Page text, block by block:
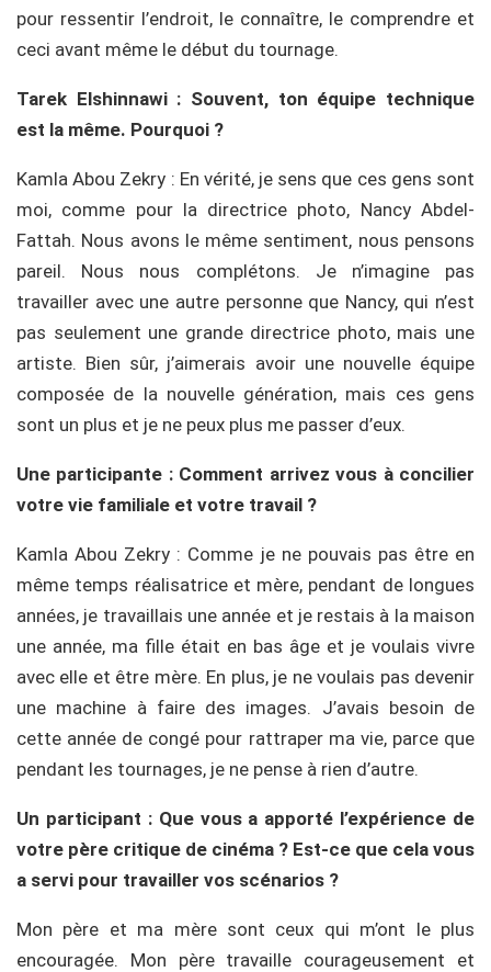
pour ressentir l’endroit, le connaître, le comprendre et
ceci avant même le début du tournage.
Tarek Elshinnawi : Souvent, ton équipe technique
est la même. Pourquoi ?
Kamla Abou Zekry : En vérité, je sens que ces gens sont
moi, comme pour la directrice photo, Nancy Abdel-
Fattah. Nous avons le même sentiment, nous pensons
pareil. Nous nous complétons. Je n’imagine pas
travailler avec une autre personne que Nancy, qui n’est
pas seulement une grande directrice photo, mais une
artiste. Bien sûr, j’aimerais avoir une nouvelle équipe
composée de la nouvelle génération, mais ces gens
sont un plus et je ne peux plus me passer d’eux.
Une participante : Comment arrivez vous à concilier
votre vie familiale et votre travail ?
Kamla Abou Zekry : Comme je ne pouvais pas être en
même temps réalisatrice et mère, pendant de longues
années, je travaillais une année et je restais à la maison
une année, ma fille était en bas âge et je voulais vivre
avec elle et être mère. En plus, je ne voulais pas devenir
une machine à faire des images. J’avais besoin de
cette année de congé pour rattraper ma vie, parce que
pendant les tournages, je ne pense à rien d’autre.
Un participant : Que vous a apporté l’expérience de
votre père critique de cinéma ? Est-ce que cela vous
a servi pour travailler vos scénarios ?
Mon père et ma mère sont ceux qui m’ont le plus
encouragée. Mon père travaille courageusement et